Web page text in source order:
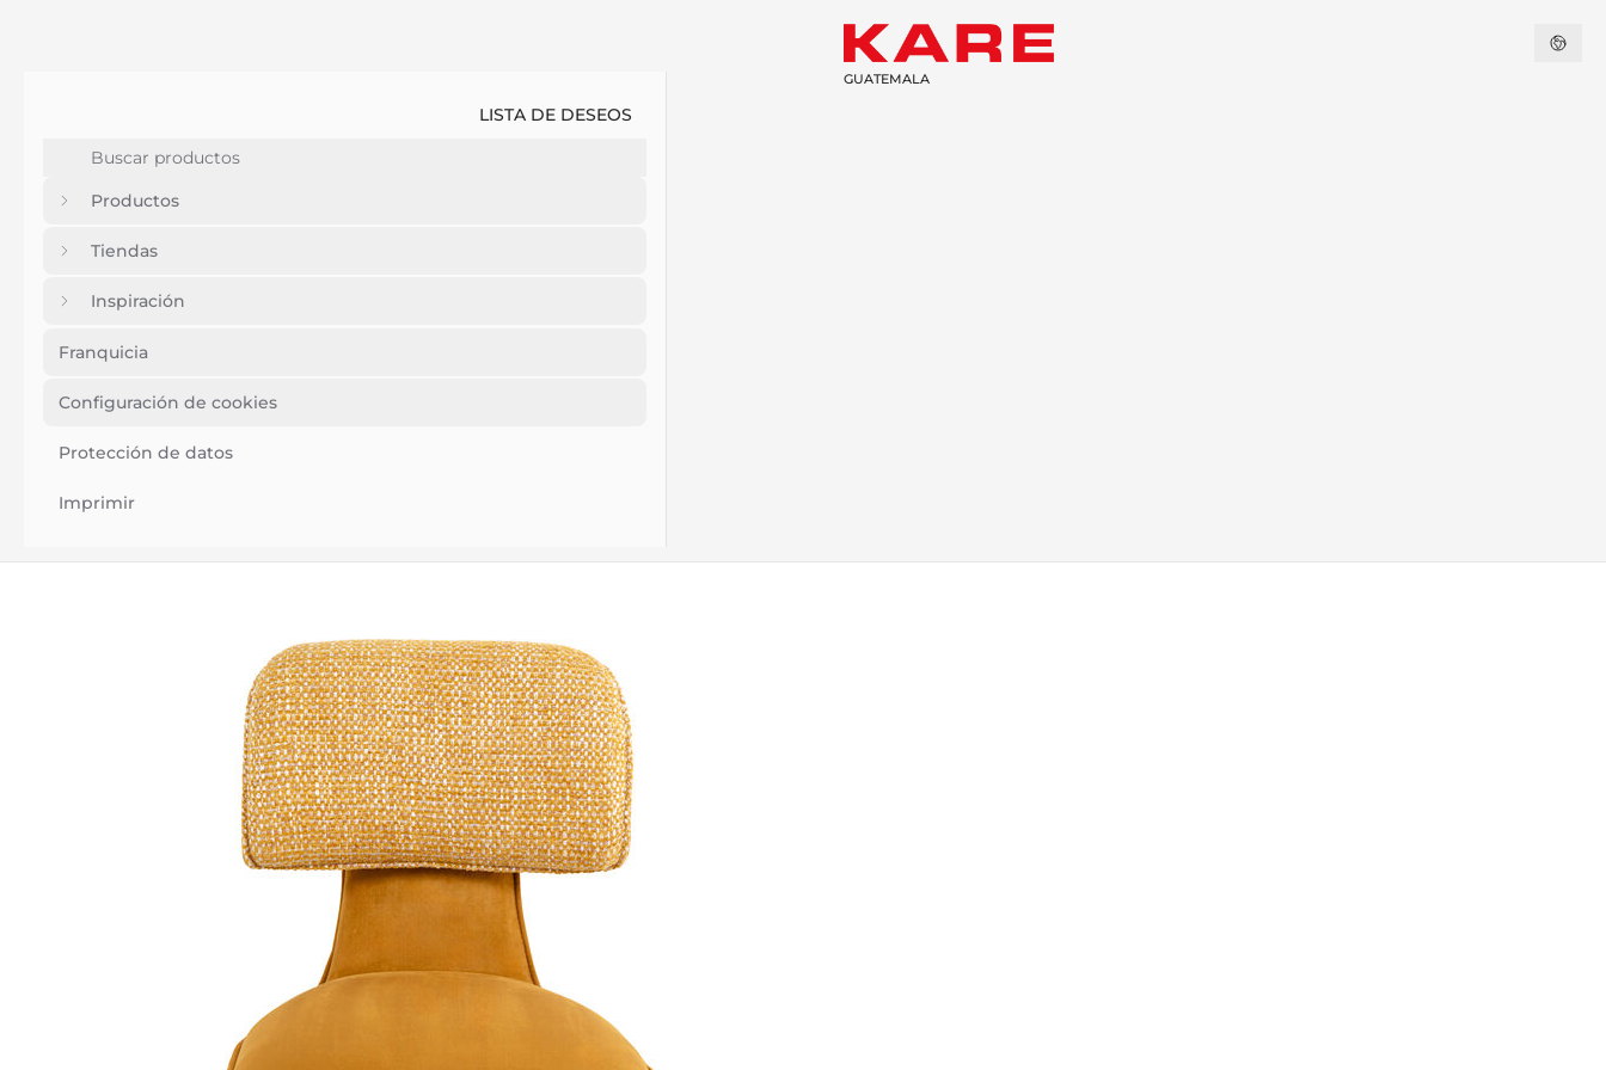
LISTA DE DESEOS
Productos
Tiendas
Inspiración
Franquicia
Configuración de cookies
Protección de datos
Imprimir
GUATEMALA